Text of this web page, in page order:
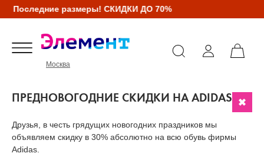
Последние размеры! СКИДКИ ДО 70%
Москва
ПРЕДНОВОГОДНИЕ СКИДКИ НА ADIDAS
Друзья, в честь грядущих новогодних праздников мы
объявляем скидку в 30% абсолютно на всю обувь фирмы
Adidas.